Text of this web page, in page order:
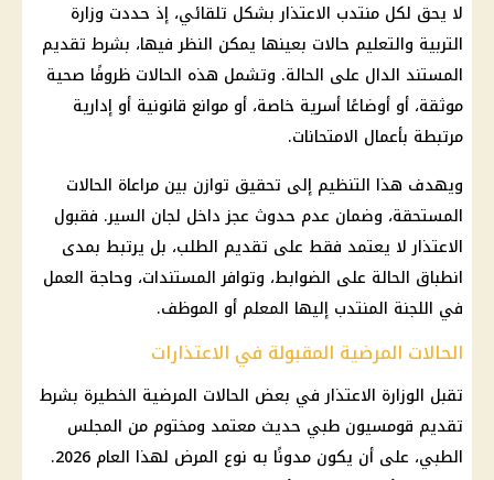
لا يحق لكل منتدب الاعتذار بشكل تلقائي، إذ حددت وزارة
التربية والتعليم حالات بعينها يمكن النظر فيها، بشرط تقديم
المستند الدال على الحالة. وتشمل هذه الحالات ظروفًا صحية
موثقة، أو أوضاعًا أسرية خاصة، أو موانع قانونية أو إدارية
مرتبطة بأعمال الامتحانات.
ويهدف هذا التنظيم إلى تحقيق توازن بين مراعاة الحالات
المستحقة، وضمان عدم حدوث عجز داخل لجان السير. فقبول
الاعتذار لا يعتمد فقط على تقديم الطلب، بل يرتبط بمدى
انطباق الحالة على الضوابط، وتوافر المستندات، وحاجة العمل
في اللجنة المنتدب إليها المعلم أو الموظف.
الحالات المرضية المقبولة في الاعتذارات
تقبل الوزارة الاعتذار في بعض الحالات المرضية الخطيرة بشرط
تقديم قومسيون طبي حديث معتمد ومختوم من المجلس
الطبي، على أن يكون مدونًا به نوع المرض لهذا العام 2026.